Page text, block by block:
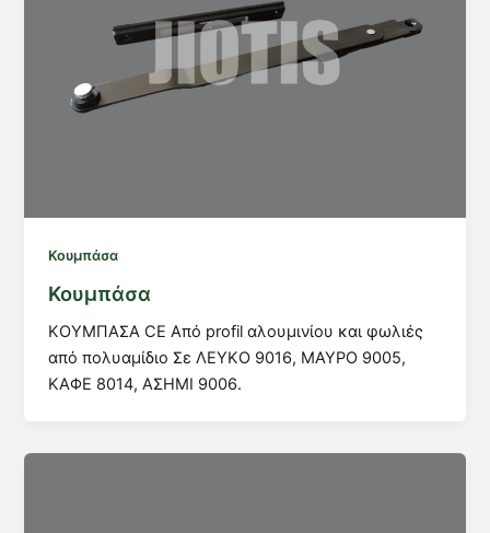
Κουμπάσα
Κουμπάσα
ΚΟΥΜΠΑΣΑ CE Από profil αλουμινίου και φωλιές
από πολυαμίδιο Σε ΛΕΥΚΟ 9016, ΜΑΥΡΟ 9005,
ΚΑΦΕ 8014, ΑΣΗΜΙ 9006.